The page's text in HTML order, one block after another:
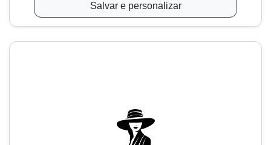
Salvar e personalizar